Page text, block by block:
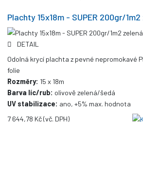
Plachty 15x18m - SUPER 200gr/
DETAIL
Odolná krycí plachta z pevné nepromokavé
folie
Rozměry: 15 x 18m
Barva líc/rub: olivově zelená/šedá
UV stabilizace: ano, +5% max. hodnota
7 644,78 Kč(vč. DPH)